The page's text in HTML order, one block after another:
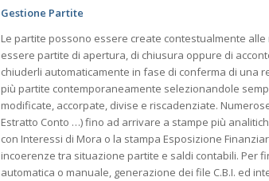
Gestione Partite
Le partite possono essere create contestualmente
essere partite di apertura, di chiusura oppure di
chiuderli automaticamente in fase di conferma di una
più partite contemporaneamente selezionandole
modificate, accorpate, divise e riscadenziate.
Estratto Conto …) fino ad arrivare a stampe più
con Interessi di Mora o la stampa Esposizione
incoerenze tra situazione partite e saldi contabili. Per
automatica o manuale, generazione dei file C.B.I. ed